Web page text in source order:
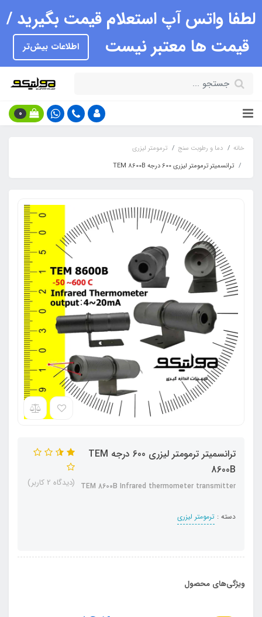
لطفا واتس آپ استعلام قیمت بگیرید /
قیمت ها معتبر نیست
اطلاعات بیش‌تر
0
خانه دما و رطوبت سنج
ترمومتر لیزری
ترانسمیتر ترمومتر لیزری 600 درجه TEM 8600B
ترانسمیتر ترمومتر لیزری 600 درجه TEM
8600B
TEM 8600B Infrared thermometer transmitter
دسته : ترمومتر لیزری
(دیدگاه 2 کاربر)
ویژگی‌های محصول